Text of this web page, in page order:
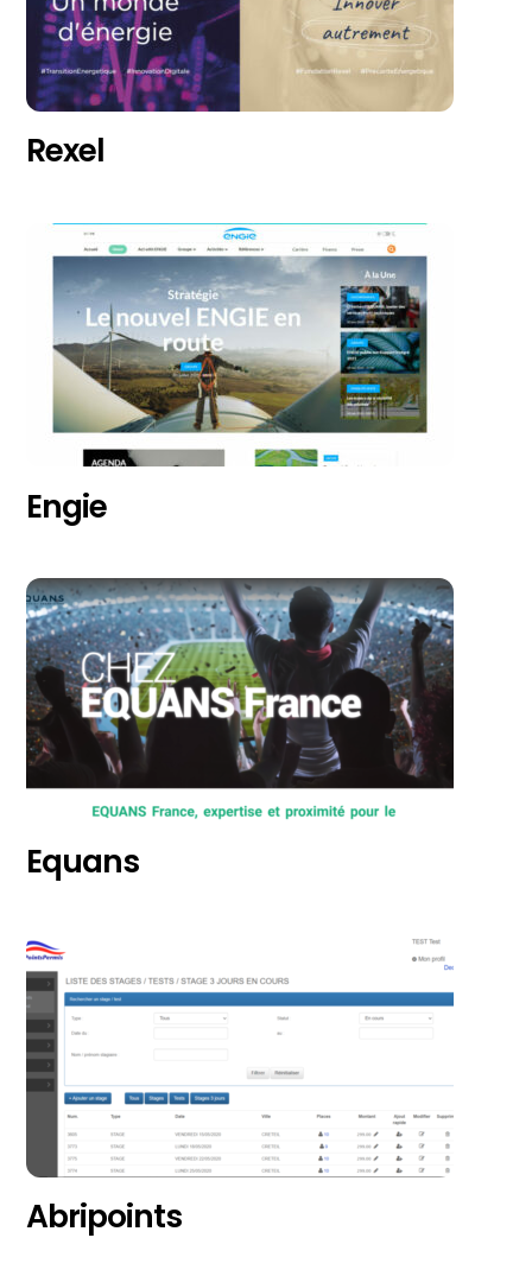
Rexel
Engie
Equans
Abripoints